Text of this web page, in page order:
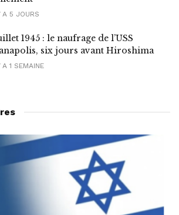
5 JOURS
1945 : le naufrage de l’USS
six jours avant Hiroshima
1 SEMAINE